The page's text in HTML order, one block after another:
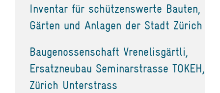
Inventar für schützenswerte Bauten,
Gärten und Anlagen der Stadt Zürich
Baugenossenschaft Vrenelisgärtli,
Ersatzneubau Seminarstrasse TOKEH,
Zürich Unterstrass